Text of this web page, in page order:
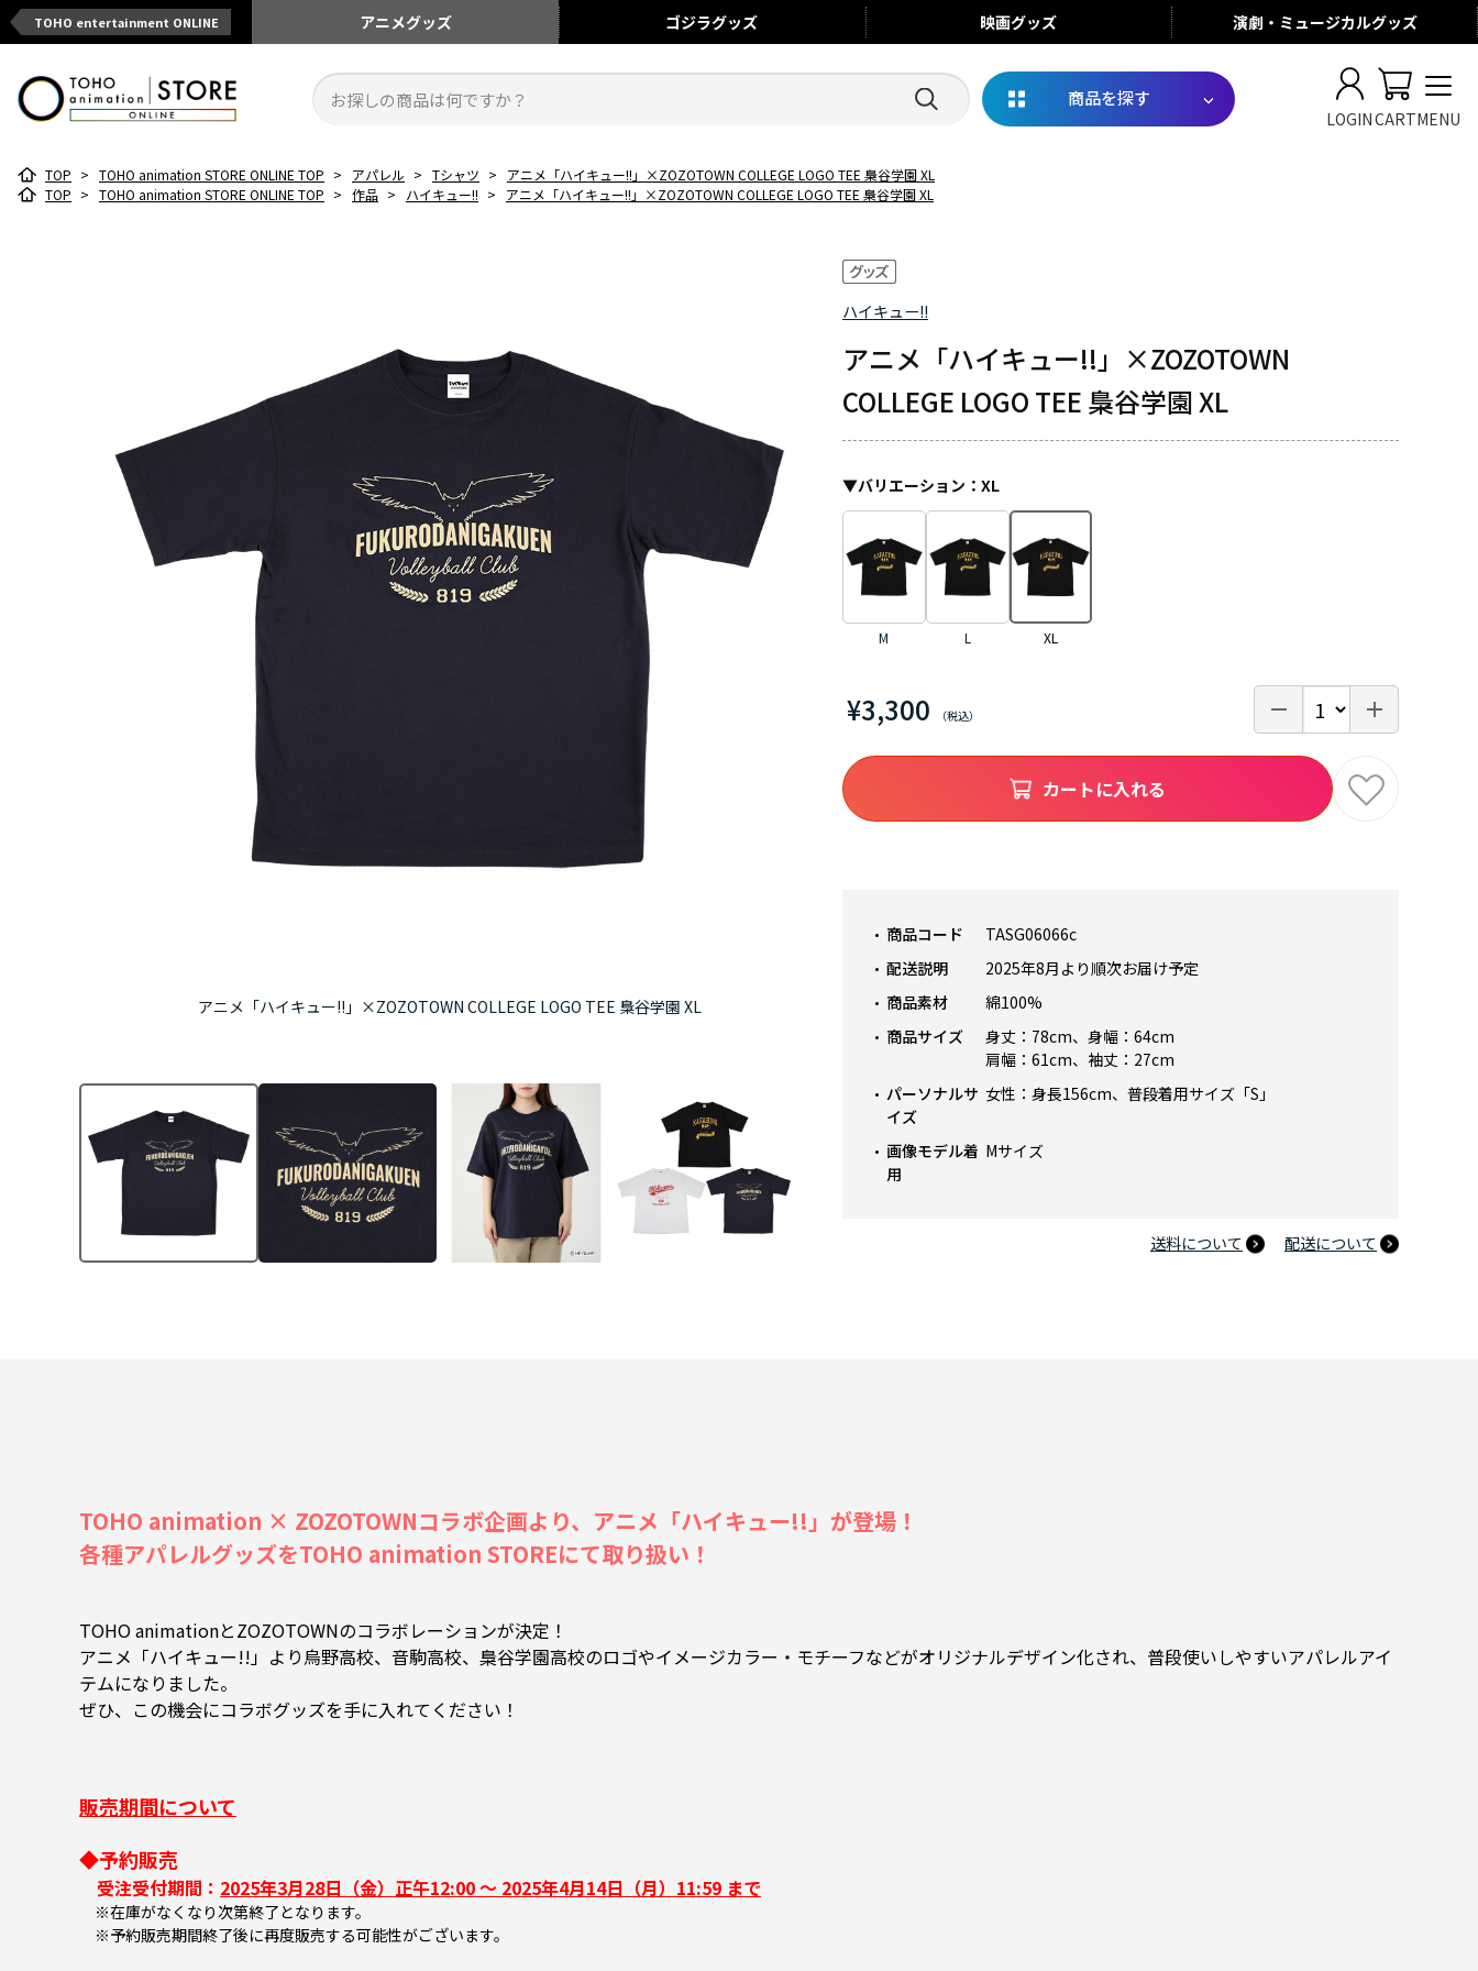
TOHO entertainment ONLINE アニメグッズ ゴジラグッズ 映画グッズ 演劇・ミュージカルグッズ
商品を探す
LOGINCARTMENU
TOP > TOHO animation STORE ONLINE TOP > アパレル > Tシャツ >
アニメ「ハイキュー!!」×ZOZOTOWN COLLEGE LOGO TEE 梟谷学園 XL
TOP > TOHO animation STORE ONLINE TOP > 作品 > ハイキュー!! > アニメ「ハイキュー!!」×ZOZOTOWN COLLEGE LOGO TEE 梟谷学園 XL
アニメ「ハイキュー!!」×ZOZOTOWN COLLEGE LOGO TEE 梟谷学園 XL アニメ「ハイキュー!!」×ZOZOTOWN COLLEGE LOGO TEE 梟谷学園 XL
ハイキュー!!
アニメ「ハイキュー!!」×ZOZOTOWN
COLLEGE LOGO TEE 梟谷学園 XL
¥3,300
商品コード
TASG06066c
配送説明
2025年8月より順次お届け予定
商品素材
綿100%
商品サイズ
身丈：78cm、身幅：64cm
肩幅：61cm、袖丈：27cm
パーソナルサ
イズ
女性：身長156cm、普段着用サイズ「S」
画像モデル着
用
Mサイズ
送料について 配送について
▼バリエーション ： XL
M L XL
カートに入れる
TOHO animation × ZOZOTOWNコラボ企画より、アニメ「ハイキュー!!」が登場！
各種アパレルグッズをTOHO animation STOREにて取り扱い！
TOHO animationとZOZOTOWNのコラボレーションが決定！
アニメ「ハイキュー!!」より烏野高校、音駒高校、梟谷学園高校のロゴやイメージカラー・モチーフなどがオリジナルデザイン化され、普段使いしやすいアパレルアイ
テムになりました。
ぜひ、この機会にコラボグッズを手に入れてください！
販売期間について
◆予約販売
受注受付期間： 2025年3月28日（金）正午12:00 ～ 2025年4月14日（月）11:59 まで
※在庫がなくなり次第終了となります。
※予約販売期間終了後に再度販売する可能性がございます。